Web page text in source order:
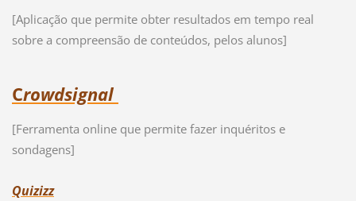
[Aplicação que permite obter resultados em tempo real
sobre a compreensão de conteúdos, pelos alunos]
Crowdsignal
[Ferramenta online que permite fazer inquéritos e
sondagens]
Quizizz